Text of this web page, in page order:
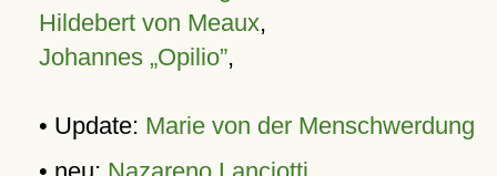
Hildebert von Meaux,
Johannes „Opilio”,
• Update: Marie von der Menschwerdung